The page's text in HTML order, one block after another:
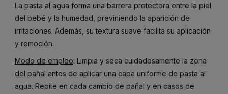
La pasta al agua forma una barrera protectora entre la piel
del bebé y la humedad, previniendo la aparición de
irritaciones. Además, su textura suave facilita su aplicación
y remoción.
Modo de empleo: Limpia y seca cuidadosamente la zona
del pañal antes de aplicar una capa uniforme de pasta al
agua. Repite en cada cambio de pañal y en casos de